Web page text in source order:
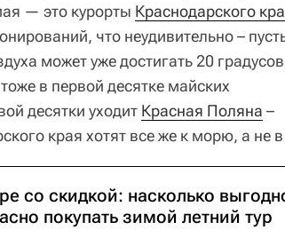
— это курорты Краснодарского
что неудивительно –
может уже достигать 20
в первой десятке майских
десятки уходит Красная Поляна –
края хотят все же к морю, а не
со скидкой: насколько
покупать зимой летний тур